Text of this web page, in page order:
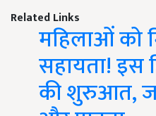
Related Links
महिलाओं को
सहायता! इस
की शुरुआत,